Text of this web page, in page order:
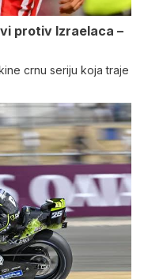
protiv Izraelaca –
crnu seriju koja traje